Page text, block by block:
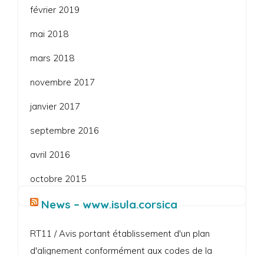
février 2019
mai 2018
mars 2018
novembre 2017
janvier 2017
septembre 2016
avril 2016
octobre 2015
News – www.isula.corsica
RT11 / Avis portant établissement d'un plan
d'alignement conformément aux codes de la